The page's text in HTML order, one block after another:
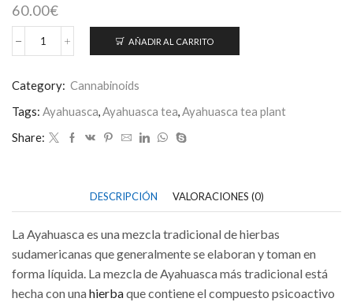
60.00€
Ayahuasca
cantidad
AÑADIR AL CARRITO
Category: Cannabinoids
Tags: Ayahuasca,Ayahuasca tea,Ayahuasca tea plant
Share:
DESCRIPCIÓN VALORACIONES (0)
La Ayahuasca es una mezcla tradicional de hierbas
sudamericanas que generalmente se elaboran y toman en
forma líquida. La mezcla de Ayahuasca más tradicional está
hecha con unahierbaque contiene el compuesto psicoactivo